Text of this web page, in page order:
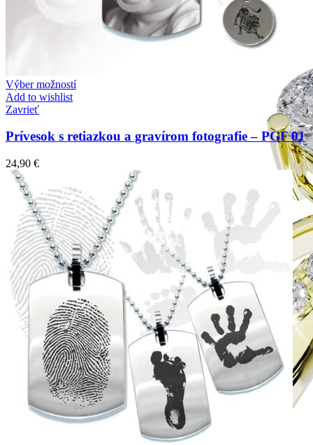
Zásnubné prstne z kolekcie Simple.
Výber možností
Add to wishlist
Zavrieť
Prívesok s retiazkou a gravírom fotografie – PGF 01
24,90 €